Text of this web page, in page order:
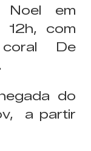
Noel em
com
De
do
a partir